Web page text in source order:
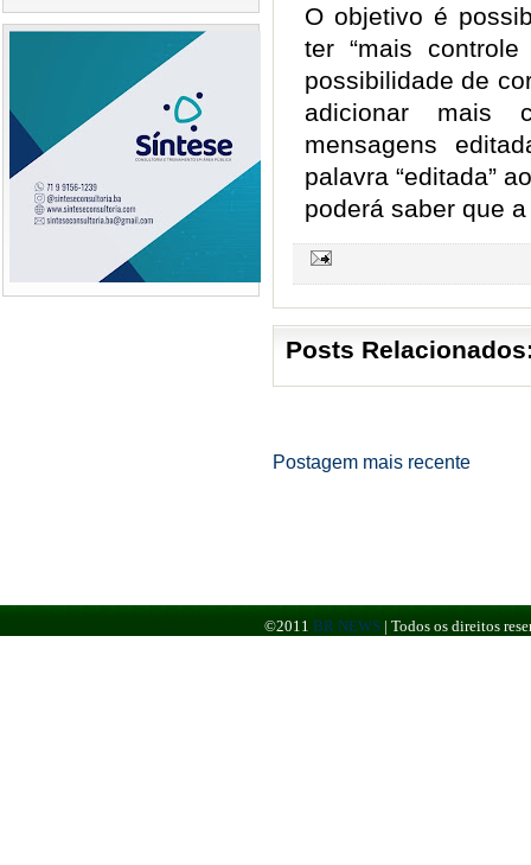
O objetivo é
ter “mais
possibilidade de
adicionar mais
mensagens
palavra “editada”
poderá saber que
Posts
Postagem mais recente
©2011 BR NEWS | Todos os direitos